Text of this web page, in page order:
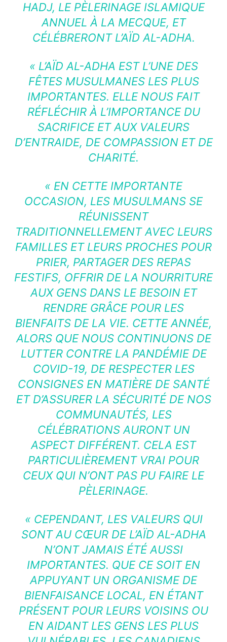
HADJ, LE PÈLERINAGE ISLAMIQUE
ANNUEL À LA MECQUE, ET
CÉLÉBRERONT L’AÏD AL-ADHA.
« L’AÏD AL-ADHA EST L’UNE DES
FÊTES MUSULMANES LES PLUS
IMPORTANTES. ELLE NOUS FAIT
RÉFLÉCHIR À L’IMPORTANCE DU
SACRIFICE ET AUX VALEURS
D’ENTRAIDE, DE COMPASSION ET DE
CHARITÉ.
« EN CETTE IMPORTANTE
OCCASION, LES MUSULMANS SE
RÉUNISSENT
TRADITIONNELLEMENT AVEC LEURS
FAMILLES ET LEURS PROCHES POUR
PRIER, PARTAGER DES REPAS
FESTIFS, OFFRIR DE LA NOURRITURE
AUX GENS DANS LE BESOIN ET
RENDRE GRÂCE POUR LES
BIENFAITS DE LA VIE. CETTE ANNÉE,
ALORS QUE NOUS CONTINUONS DE
LUTTER CONTRE LA PANDÉMIE DE
COVID-19, DE RESPECTER LES
CONSIGNES EN MATIÈRE DE SANTÉ
ET D’ASSURER LA SÉCURITÉ DE NOS
COMMUNAUTÉS, LES
CÉLÉBRATIONS AURONT UN
ASPECT DIFFÉRENT. CELA EST
PARTICULIÈREMENT VRAI POUR
CEUX QUI N’ONT PAS PU FAIRE LE
PÈLERINAGE.
« CEPENDANT, LES VALEURS QUI
SONT AU CŒUR DE L’AÏD AL-ADHA
N’ONT JAMAIS ÉTÉ AUSSI
IMPORTANTES. QUE CE SOIT EN
APPUYANT UN ORGANISME DE
BIENFAISANCE LOCAL, EN ÉTANT
PRÉSENT POUR LEURS VOISINS OU
EN AIDANT LES GENS LES PLUS